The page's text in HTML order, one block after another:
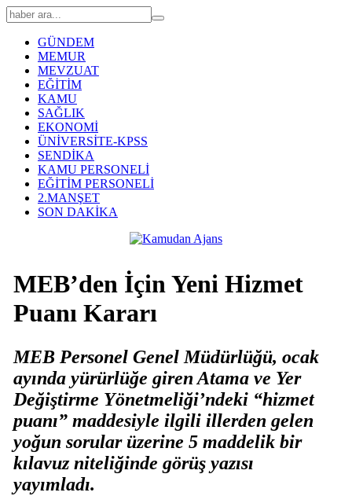
GÜNDEM
MEMUR
MEVZUAT
EĞİTİM
KAMU
SAĞLIK
EKONOMİ
ÜNİVERSİTE-KPSS
SENDİKA
KAMU PERSONELİ
EĞİTİM PERSONELİ
2.MANŞET
SON DAKİKA
MEB’den İçin Yeni Hizmet
Puanı Kararı
MEB Personel Genel Müdürlüğü, ocak
ayında yürürlüğe giren Atama ve Yer
Değiştirme Yönetmeliği’ndeki “hizmet
puanı” maddesiyle ilgili illerden gelen
yoğun sorular üzerine 5 maddelik bir
kılavuz niteliğinde görüş yazısı
yayımladı.